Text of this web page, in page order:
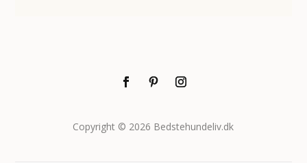
Copyright © 2026 Bedstehundeliv.dk